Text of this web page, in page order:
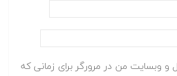
و وبسایت من در مرورگر برای زمانی که